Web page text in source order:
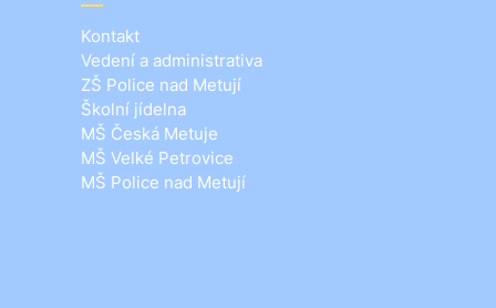
Kontakt
Vedení a administrativa
ZŠ Police nad Metují
Školní jídelna
MŠ Česká Metuje
MŠ Velké Petrovice
MŠ Police nad Metují